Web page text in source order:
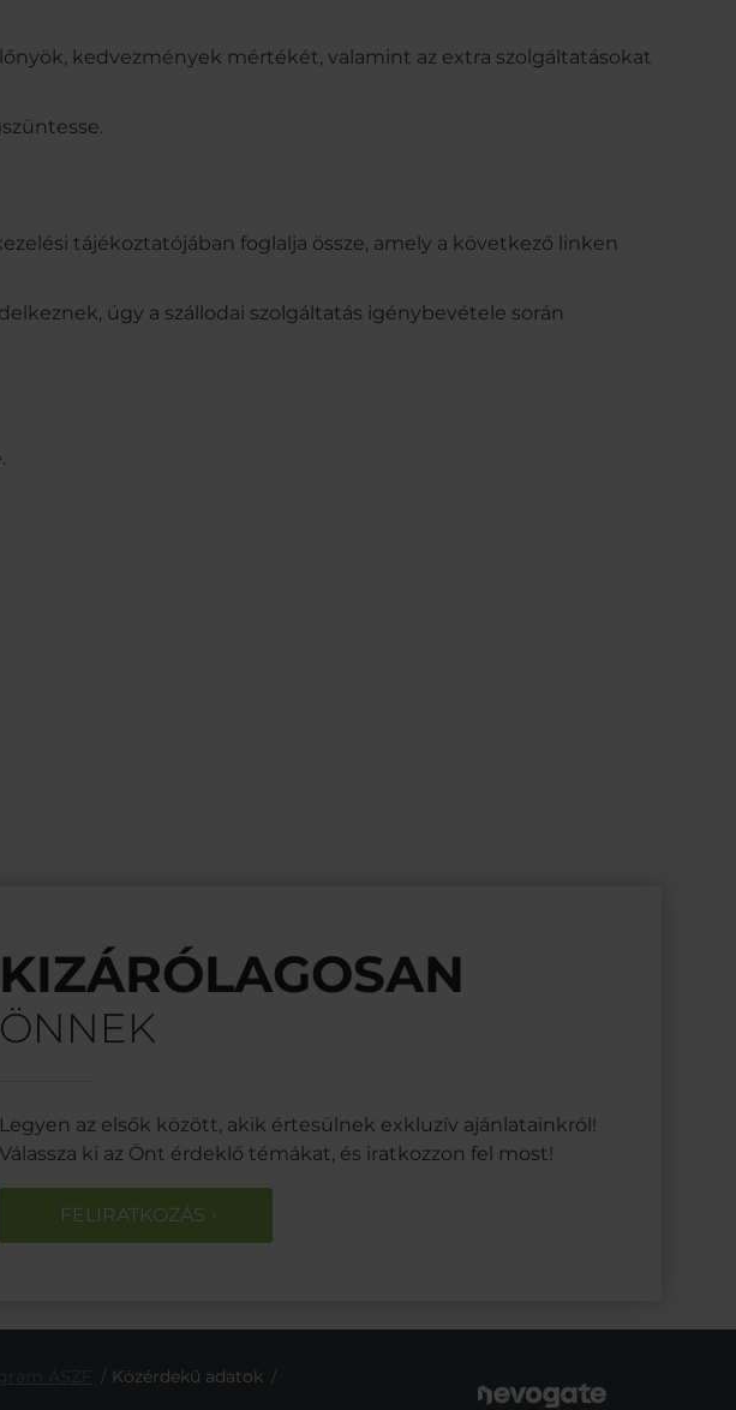
kedvezmények mértékét, valamint az extra szolgáltatásokat
tájékoztatójában foglalja össze, amely a következő linken
úgy a szállodai szolgáltatás igénybevétele során
KIZÁRÓLAGOSAN
ÖNNEK
Legyen az elsők között, akik értesülnek exkluzív ajánlatainkról!
Válassza ki az Önt érdeklő témákat, és iratkozzon fel most!
FELIRATKOZÁS
Közérdekű adatok